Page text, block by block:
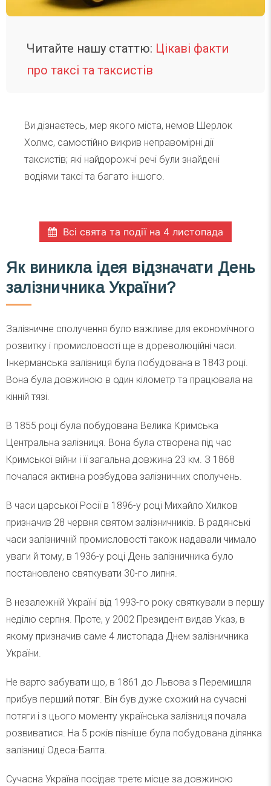
Читайте нашу статтю: Цікаві факти
про таксі та таксистів
Ви дізнаєтесь, мер якого міста, немов Шерлок
Холмс, самостійно викрив неправомірні дії
таксистів; які найдорожчі речі були знайдені
водіями таксі та багато іншого.
Всі свята та події на 4 листопада
Як виникла ідея відзначати День
залізничника України?
Залізничне сполучення було важливе для економічного
розвитку і промисловості ще в дореволюційні часи.
Інкерманська залізниця була побудована в 1843 році.
Вона була довжиною в один кілометр та працювала на
кінній тязі.
В 1855 році була побудована Велика Кримська
Центральна залізниця. Вона була створена під час
Кримської війни і її загальна довжина 23 км. З 1868
почалася активна розбудова залізничних сполучень.
В часи царської Росії в 1896-у році Михайло Хилков
призначив 28 червня святом залізничників. В радянські
часи залізничній промисловості також надавали чимало
уваги й тому, в 1936-у році День залізничника було
постановлено святкувати 30-го липня.
В незалежній Україні від 1993-го року святкували в першу
неділю серпня. Проте, у 2002 Президент видав Указ, в
якому призначив саме 4 листопада Днем залізничника
України.
Не варто забувати що, в 1861 до Львова з Перемишля
прибув перший потяг. Він був дуже схожий на сучасні
потяги і з цього моменту українська залізниця почала
розвиватися. На 5 років пізніше була побудована ділянка
залізниці Одеса-Балта.
Сучасна Україна посідає третє місце за довжиною